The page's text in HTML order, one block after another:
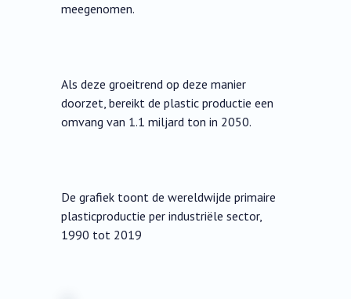
meegenomen.
Als deze groeitrend op deze manier
doorzet, bereikt de plastic productie een
omvang van 1.1 miljard ton in 2050.
De grafiek toont de wereldwijde primaire
plasticproductie per industriële sector,
1990 tot 2019